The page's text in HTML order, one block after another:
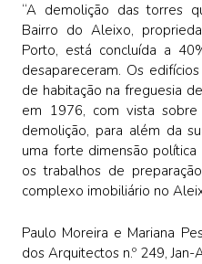
“A demolição das torres
Bairro do Aleixo,
Porto, está concluída a
desapareceram. Os
de habitação na freguesia
em 1976, com vista
demolição, para além da
uma forte dimensão
os trabalhos de
complexo imobiliário no
Paulo Moreira e Mariana
dos Arquitectos n.º 249, Jan-